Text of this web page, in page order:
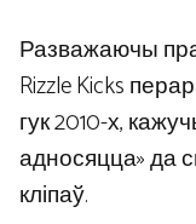
Разважаючы
Rizzle Kicks
гук 2010-х,
адносяцца» да
кліпаў.